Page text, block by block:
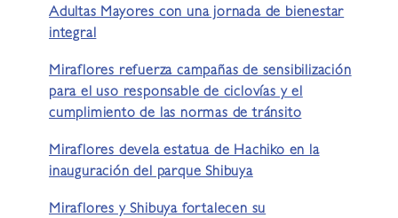
Adultas Mayores con una jornada de bienestar
integral
Miraflores refuerza campañas de sensibilización
para el uso responsable de ciclovías y el
cumplimiento de las normas de tránsito
Miraflores devela estatua de Hachiko en la
inauguración del parque Shibuya
Miraflores y Shibuya fortalecen su